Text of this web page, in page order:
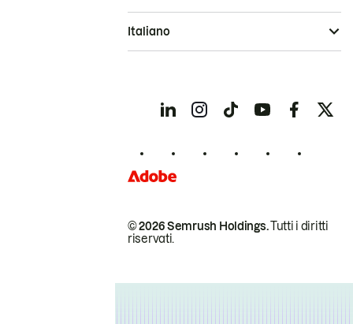
© 2026 Semrush Holdings.Tutti i diritti
riservati.
Italiano